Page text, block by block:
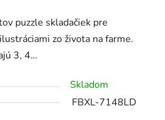
puzzle skladačiek pre
zo života na farme.
3, 4…
Skladom
FBXL-7148LD